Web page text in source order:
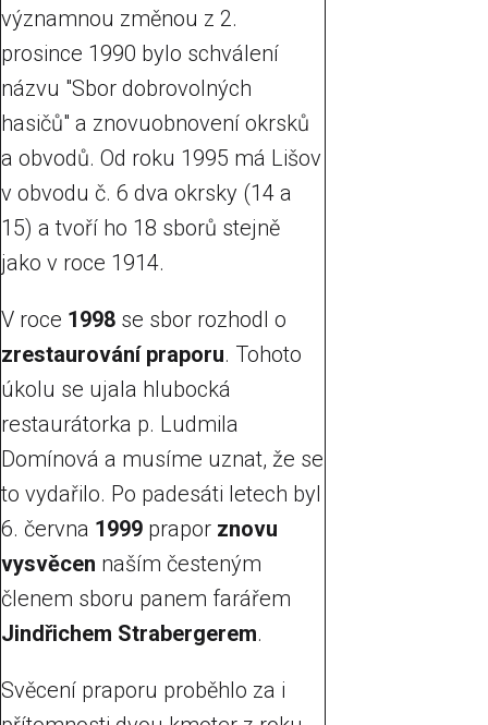
významnou změnou z 2.
prosince 1990 bylo schválení
názvu "Sbor dobrovolných
hasičů" a znovuobnovení okrsků
a obvodů. Od roku 1995 má Lišov
v obvodu č. 6 dva okrsky (14 a
15) a tvoří ho 18 sborů stejně
jako v roce 1914.
V roce 1998 se sbor rozhodl o
zrestaurování praporu. Tohoto
úkolu se ujala hlubocká
restaurátorka p. Ludmila
Domínová a musíme uznat, že se
to vydařilo. Po padesáti letech byl
6. června 1999 prapor znovu
vysvěcen naším česteným
členem sboru panem farářem
Jindřichem Strabergerem.
Svěcení praporu proběhlo za i